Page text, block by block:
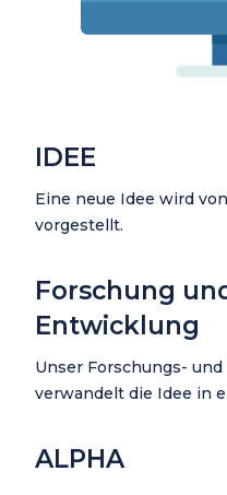
IDEE
Eine neue Idee wird
vorgestellt.
Forschung
Entwicklung
Unser Forschungs-
verwandelt die Idee in
ALPHA